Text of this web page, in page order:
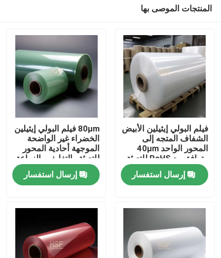
أشرطة فيديو
المنتجات الموصى بها
فيلم البولي إيثيلين الأبيض
الشفاف المتجه إلى
المحور الواحد 40μm
متوافق مع RoHS للتعبئة
والتغليف والزراعة
إرسال استفسار
80μm فيلم البولي إيثيلين
الخضراء غير الواضحة
الموجهة أحادية المحور
للتعبئة والتغليف والزراعة
إرسال استفسار